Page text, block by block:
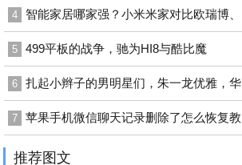
4 智能家居哪家强？小米米家对比欧瑞博、
5 499平板的战争，驰为HI8与酷比魔
6 扎起小辫子的男明星们，朱一龙优雅，华
7 苹果手机微信聊天记录删除了怎么恢复教
推荐图文